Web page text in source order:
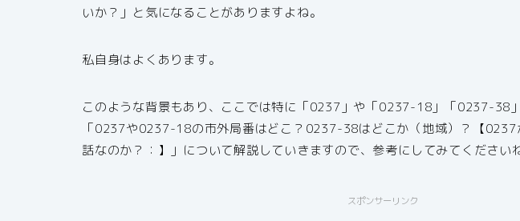
いか？」と気になることがありますよね。
私自身はよくあります。
このような背景もあり、ここでは特に「0237」や「0237-18」「0237-38
「0237や0237-18の市外局番はどこ？0237-38はどこか（地域）？【0237
話なのか？：】」について解説していきますので、参考にしてみてください
スポンサーリンク